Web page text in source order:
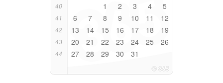
40 1 2 3 4 5
41 6 7 8 9 10 11 12
42 13 14 15 16 17 18 19
43 20 21 22 23 24 25 26
44 27 28 29 30 31